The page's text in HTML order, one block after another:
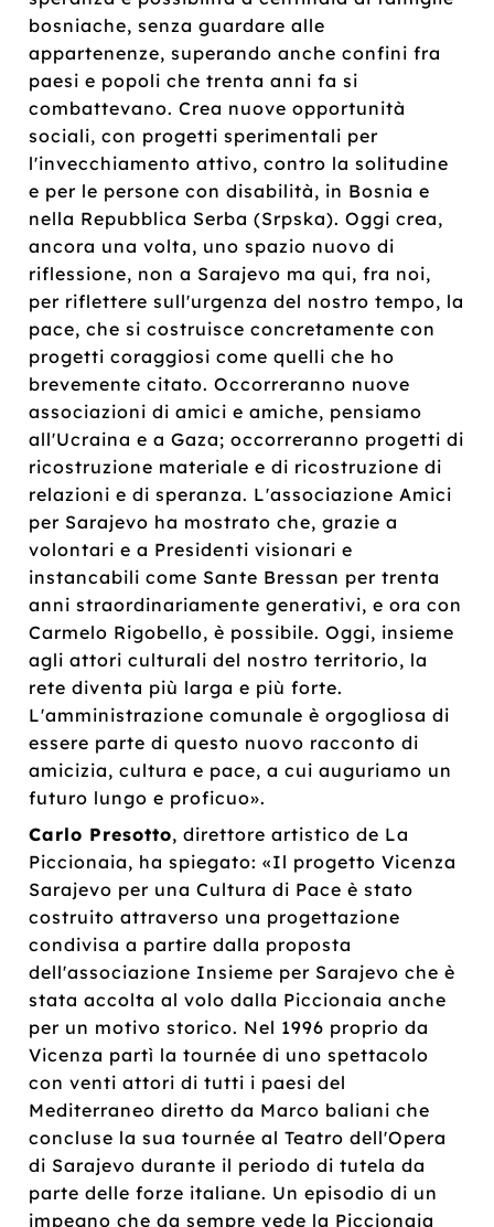
bosniache, senza guardare alle
appartenenze, superando anche confini fra
paesi e popoli che trenta anni fa si
combattevano. Crea nuove opportunità
sociali, con progetti sperimentali per
l'invecchiamento attivo, contro la solitudine
e per le persone con disabilità, in Bosnia e
nella Repubblica Serba (Srpska). Oggi crea,
ancora una volta, uno spazio nuovo di
riflessione, non a Sarajevo ma qui, fra noi,
per riflettere sull'urgenza del nostro tempo, la
pace, che si costruisce concretamente con
progetti coraggiosi come quelli che ho
brevemente citato. Occorreranno nuove
associazioni di amici e amiche, pensiamo
all'Ucraina e a Gaza; occorreranno progetti di
ricostruzione materiale e di ricostruzione di
relazioni e di speranza. L'associazione Amici
per Sarajevo ha mostrato che, grazie a
volontari e a Presidenti visionari e
instancabili come Sante Bressan per trenta
anni straordinariamente generativi, e ora con
Carmelo Rigobello, è possibile. Oggi, insieme
agli attori culturali del nostro territorio, la
rete diventa più larga e più forte.
L'amministrazione comunale è orgogliosa di
essere parte di questo nuovo racconto di
amicizia, cultura e pace, a cui auguriamo un
futuro lungo e proficuo».
Carlo Presotto, direttore artistico de La
Piccionaia, ha spiegato: «Il progetto Vicenza
Sarajevo per una Cultura di Pace è stato
costruito attraverso una progettazione
condivisa a partire dalla proposta
dell'associazione Insieme per Sarajevo che è
stata accolta al volo dalla Piccionaia anche
per un motivo storico. Nel 1996 proprio da
Vicenza partì la tournée di uno spettacolo
con venti attori di tutti i paesi del
Mediterraneo diretto da Marco baliani che
concluse la sua tournée al Teatro dell'Opera
di Sarajevo durante il periodo di tutela da
parte delle forze italiane. Un episodio di un
impegno che da sempre vede la Piccionaia